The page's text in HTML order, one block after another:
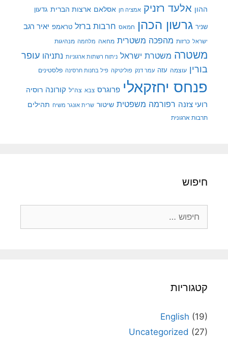
ההון אלעד רזניק אמציה חן אסלאם ארצות הברית גדעון
שניר גרשון הכהן חמאס חרבות ברזל טראמפ יאיר רגב
ישראל כרזות מהפכה משטרית מחאה מלחמה מנהיגות
משטרה משטרת ישראל ניתוח רשתות ארגוניות נתניהו עופר
בורין עוצמה עזה עמר דנק פוליטיקה פיל בחנות חרסינה פלסטינים
פנחס יחזקאלי פרוגרס צבא צה"ל קורונה רוסיה
רועי צזנה רפורמה משפטית שיטור שרית אונגר משיח תהילים
תרבות ארגונית
חיפוש
קטגוריות
English (19)
Uncategorized (27)